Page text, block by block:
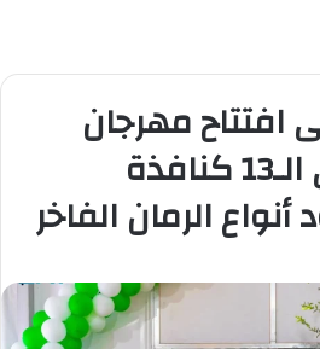
افتتاح مهرجان
الرمان الوطني الـ13 كنافذة
الرمان الفاخر